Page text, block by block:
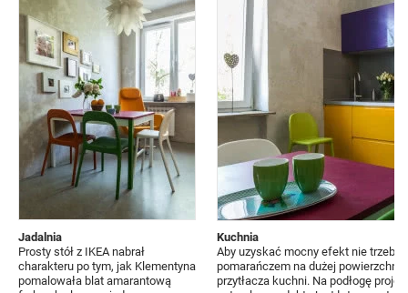
Jadalnia
Prosty stół z IKEA nabrał
charakteru po tym, jak Klementyna
pomalowała blat amarantową
Kuchnia
Aby uzyskać mocny efekt nie trzeba
pomarańczem na dużej powierzchni
przytłacza kuchni. Na podłogę